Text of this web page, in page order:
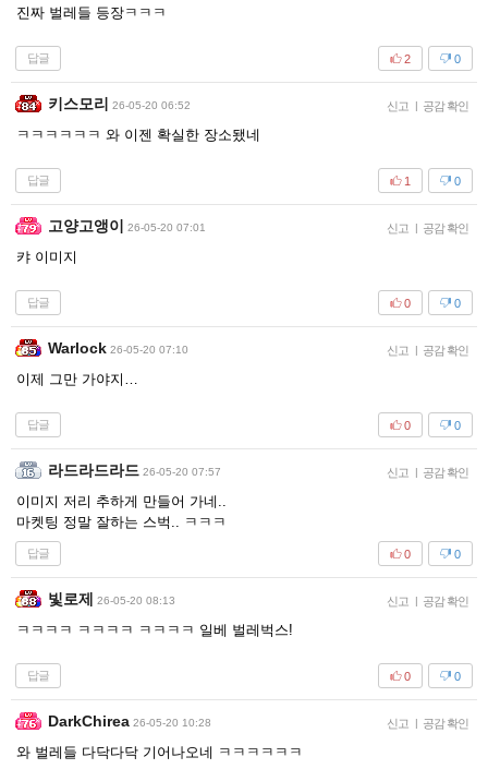
진짜 벌레들 등장ㅋㅋㅋ
답글 0
2
키스모리 26-05-20 06:52 신고 | 공감 확인
ㅋㅋㅋㅋㅋㅋ 와 이젠 확실한 장소됐네
답글 0
1
고양고앵이 26-05-20 07:01 신고 | 공감 확인
캬 이미지
답글 0
0
Warlock 26-05-20 07:10 신고 | 공감 확인
이제 그만 가야지…
답글 0
0
라드라드라드 26-05-20 07:57 신고 | 공감 확인
이미지 저리 추하게 만들어 가네..
마켓팅 정말 잘하는 스벅.. ㅋㅋㅋ
답글 0
0
빛로제 26-05-20 08:13 신고 | 공감 확인
ㅋㅋㅋㅋ ㅋㅋㅋㅋ ㅋㅋㅋㅋ 일베 벌레벅스!
답글 0
0
DarkChirea 26-05-20 10:28 신고 | 공감 확인
와 벌레들 다닥다닥 기어나오네 ㅋㅋㅋㅋㅋㅋ